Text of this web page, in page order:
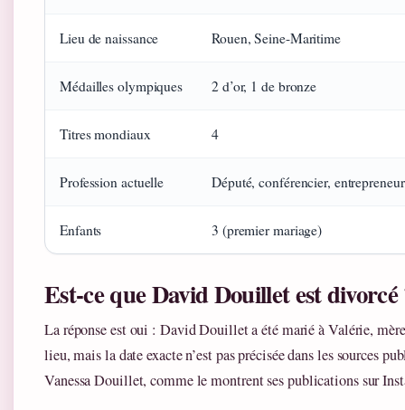
Lieu de naissance Rouen, Seine-Maritime
Médailles olympiques 2 d’or, 1 de bronze
Titres mondiaux 4
Profession actuelle Député, conférencier, entrepreneur
Enfants 3 (premier mariage)
Est-ce que David Douillet est divorcé
La réponse est oui : David Douillet a été marié à Valérie,
lieu, mais la date exacte n’est pas précisée dans les sources
Vanessa Douillet, comme le montrent ses publications sur